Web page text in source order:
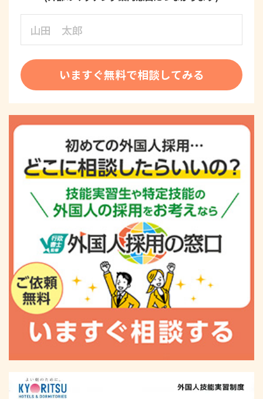
いますぐ無料で相談してみる